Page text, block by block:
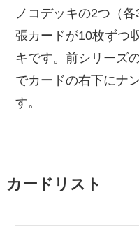
ノコデッキの2つ（
張カードが10枚ずつ
キです。前シリーズ
でカードの右下にナ
す。
カードリスト